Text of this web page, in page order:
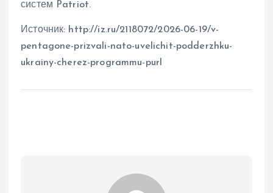
систем Patriot.
Источник: http://iz.ru/2118072/2026-06-19/v-
pentagone-prizvali-nato-uvelichit-podderzhku-
ukrainy-cherez-programmu-purl